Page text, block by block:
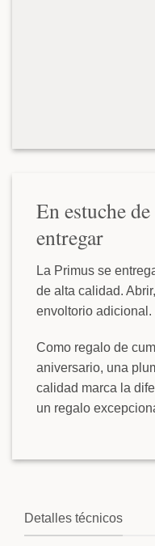
En estuche
entregar
La Primus se
de alta calidad.
envoltorio adicional.
Como regalo de
aniversario, una
calidad marca la
un regalo
Detalles técnicos